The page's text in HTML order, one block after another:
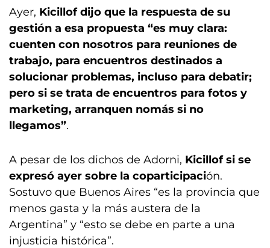
Ayer, Kicillof dijo que la respuesta de su
gestión a esa propuesta “es muy clara:
cuenten con nosotros para reuniones de
trabajo, para encuentros destinados a
solucionar problemas, incluso para debatir;
pero si se trata de encuentros para fotos y
marketing, arranquen nomás si no
llegamos”.
A pesar de los dichos de Adorni, Kicillof si se
expresó ayer sobre la coparticipación.
Sostuvo que Buenos Aires “es la provincia que
menos gasta y la más austera de la
Argentina” y “esto se debe en parte a una
injusticia histórica”.